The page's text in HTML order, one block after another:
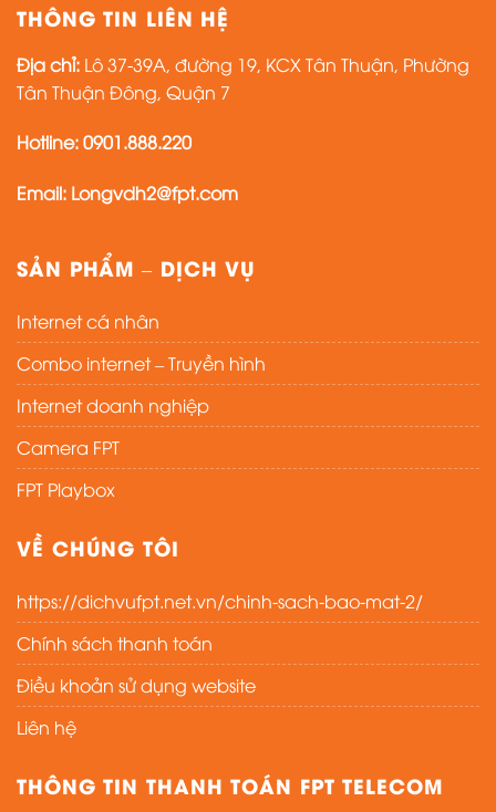
THÔNG TIN LIÊN HỆ
Địa chỉ: Lô 37-39A, đường 19, KCX Tân Thuận, Phường
Tân Thuận Đông, Quận 7
Hotline: 0901.888.220
Email: Longvdh2@fpt.com
SẢN PHẨM – DỊCH VỤ
Internet cá nhân
Combo internet – Truyền hình
Internet doanh nghiệp
Camera FPT
FPT Playbox
VỀ CHÚNG TÔI
https://dichvufpt.net.vn/chinh-sach-bao-mat-2/
Chính sách thanh toán
Điều khoản sử dụng website
Liên hệ
THÔNG TIN THANH TOÁN FPT TELECOM